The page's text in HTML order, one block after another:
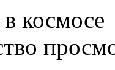
космосе